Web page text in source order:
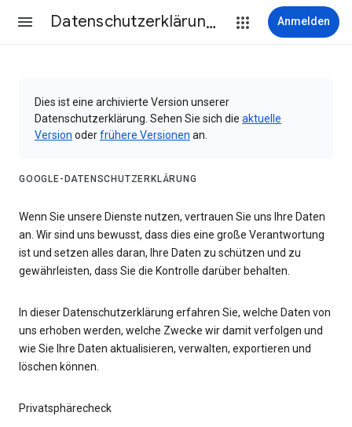
Datenschutzerklärung & Nutzungsbedingungen Anmelden
Dies ist eine archivierte Version unserer
Datenschutzerklärung. Sehen Sie sich die aktuelle
Version oderfrühere Versionen an.
GOOGLE-DATENSCHUTZERKLÄRUNG
Wenn Sie unsere Dienste nutzen, vertrauen Sie uns Ihre Daten
an. Wir sind uns bewusst, dass dies eine große Verantwortung
ist und setzen alles daran, Ihre Daten zu schützen und zu
gewährleisten, dass Sie die Kontrolle darüber behalten.
In dieser Datenschutzerklärung erfahren Sie, welche Daten von
uns erhoben werden, welche Zwecke wir damit verfolgen und
wie Sie Ihre Daten aktualisieren, verwalten, exportieren und
löschen können.
Privatsphärecheck